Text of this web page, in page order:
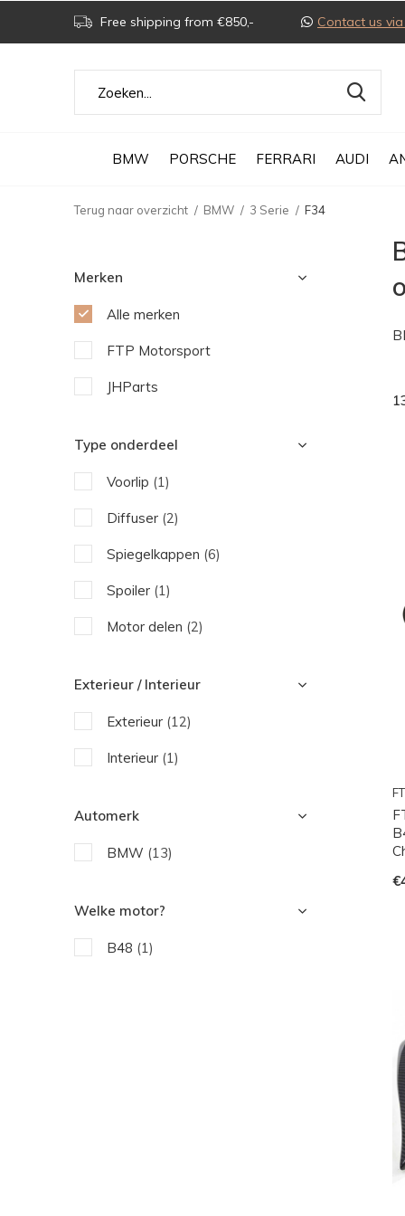
BMW PORSCHE FERRARI AUDI
Free shipping from €850,- Contact us
Terug naar overzicht BMW 3 Serie F34
Merken
Alle merken
FTP Motorsport
JHParts
Type onderdeel
Voorlip (1)
Diffuser (2)
Spiegelkappen (6)
Spoiler (1)
Motor delen (2)
Exterieur / Interieur
Exterieur (12)
Interieur (1)
Automerk
BMW (13)
Welke motor?
B48 (1)